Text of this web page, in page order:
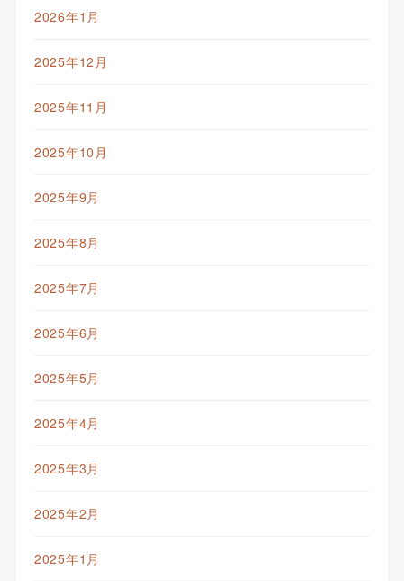
2026年1月
2025年12月
2025年11月
2025年10月
2025年9月
2025年8月
2025年7月
2025年6月
2025年5月
2025年4月
2025年3月
2025年2月
2025年1月